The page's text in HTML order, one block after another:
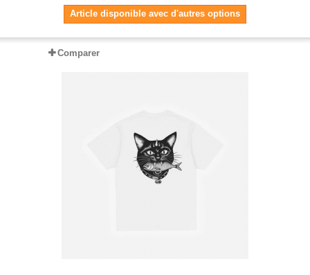
Article disponible avec d'autres options
Comparer